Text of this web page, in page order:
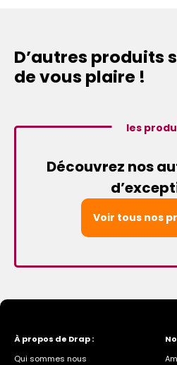
D’autres produits
de vous plaire !
les
Découvrez nos
Voir tous nos
À propos de Drap :
Qui sommes nous